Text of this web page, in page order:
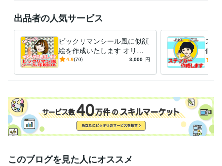
出品者の人気サービス
ビックリマンシール風に似顔
絵を作成いたします オリジ
ナルタッチで作成し、シール
す
4.9(70) 3,000 円
ステ
似顔
ルで
このブログを見た人にオススメ